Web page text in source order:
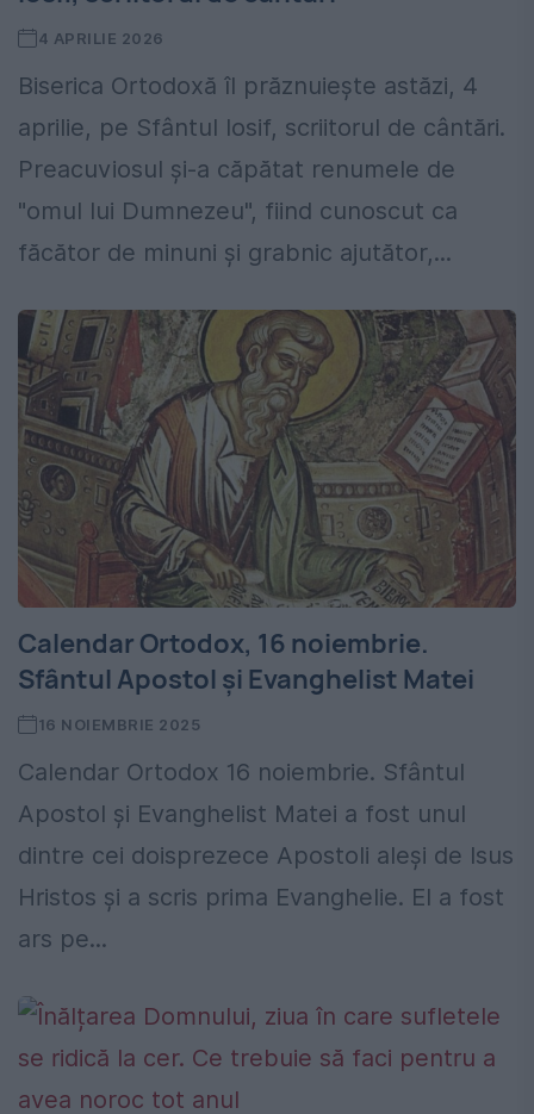
4 APRILIE 2026
Biserica Ortodoxă îl prăznuiește astăzi, 4
aprilie, pe Sfântul Iosif, scriitorul de cântări.
Preacuviosul şi-a căpătat renumele de
"omul lui Dumnezeu", fiind cunoscut ca
făcător de minuni şi grabnic ajutător,...
Calendar Ortodox, 16 noiembrie.
Sfântul Apostol și Evanghelist Matei
16 NOIEMBRIE 2025
Calendar Ortodox 16 noiembrie. Sfântul
Apostol și Evanghelist Matei a fost unul
dintre cei doisprezece Apostoli aleși de Isus
Hristos și a scris prima Evanghelie. El a fost
ars pe...